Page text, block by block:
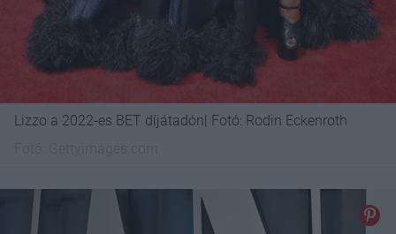
Lizzo a 2022-es BET díjátadón| Fotó: Rodin Eckenroth